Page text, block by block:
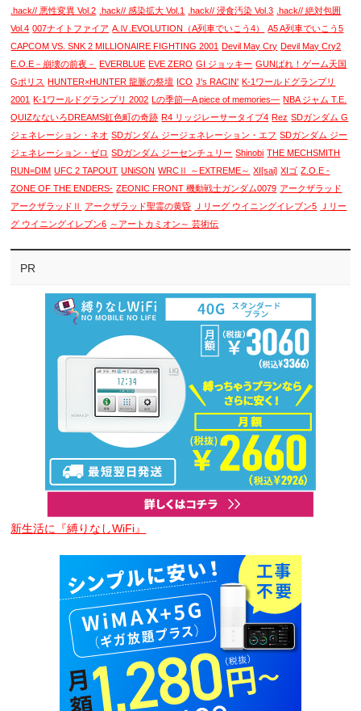
.hack// 悪性変異 Vol.2 .hack// 感染拡大 Vol.1 .hack// 浸食汚染 Vol.3 .hack// 絶対包囲
Vol.4 007ナイトファイア A.Ⅳ.EVOLUTION（A列車でいこう4）
A5 A列車でいこう5
CAPCOM VS. SNK 2 MILLIONAIRE FIGHTING 2001 Devil May Cry Devil May Cry2
E.O.E－崩壊の前夜－
EVERBLUE EVE ZERO GI ジョッキー GUNばれ！ゲーム天国
Gポリス HUNTER×HUNTER 龍脈の祭壇 ICO J's RACIN' K-1ワールドグランプリ
2001 K-1ワールドグランプリ 2002 Lの季節―A piece of memories― NBA ジャム T.E.
QUIZなないろDREAMS虹色町の奇跡 R4 リッジレーサータイプ4 Rez SDガンダム G
ジェネレーション・ネオ SDガンダム ジージェネレーション・エフ SDガンダム ジー
ジェネレーション・ゼロ SDガンダム ジーセンチュリー Shinobi THE MECHSMITH
RUN=DIM UFC 2 TAPOUT UNiSON WRCⅡ ～EXTREME～ XI[sai] XIゴ Z.O.E -
ZONE OF THE ENDERS- ZEONIC FRONT 機動戦士ガンダム0079 アークザラッド
アークザラッドⅡ
アークザラッド聖霊の黄昏 Ｊリーグ ウイニングイレブン5
Ｊリー
グ ウイニングイレブン6 ～アートカミオン～ 芸術伝
PR
新生活に『縛りなしWiFi』